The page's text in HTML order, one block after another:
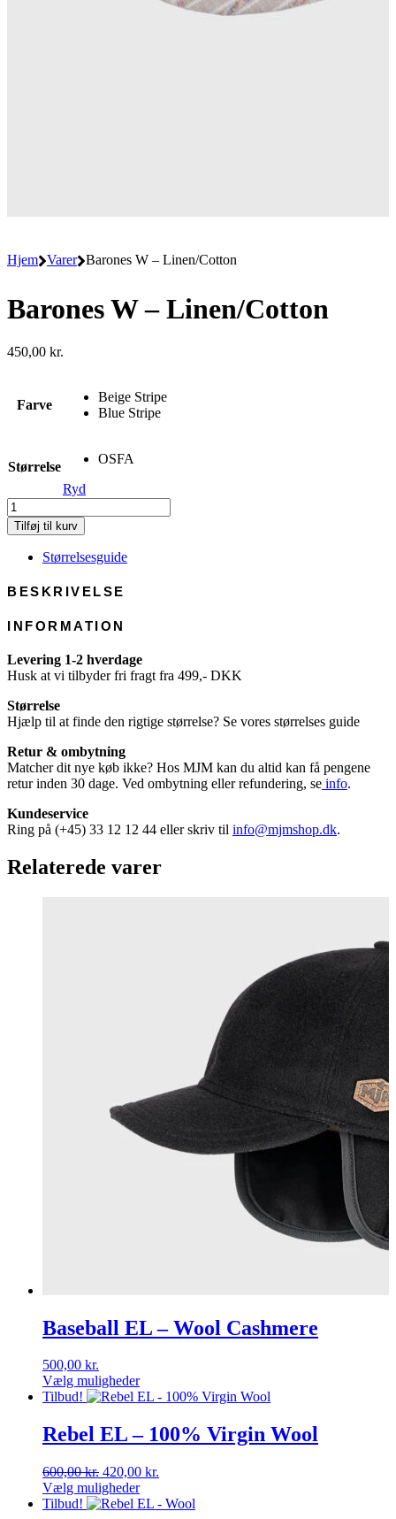
Hjem Varer Barones W – Linen/Cotton
Barones W – Linen/Cotton
450,00 kr.
Farve
Beige Stripe
Blue Stripe
Størrelse
OSFA
Ryd
Barones
W
-
Linen/Cotton
Tilføj til kurv
Størrelsesguide
BESKRIVELSE
INFORMATION
Levering 1-2 hverdage
Husk at vi tilbyder fri fragt fra 499,- DKK
Størrelse
Hjælp til at finde den rigtige størrelse? Se vores størrelses guide
Retur & ombytning
Matcher dit nye køb ikke? Hos MJM kan du altid kan få pengene
retur inden 30 dage. Ved ombytning eller refundering, se info.
Kundeservice
Ring på (+45) 33 12 12 44 eller skriv til info@mjmshop.dk.
Relaterede varer
Baseball EL – Wool Cashmere
500,00 kr.
Vælg muligheder
Dette
har
flere
Mulighederne
kan
vælges
Tilbud!
Rebel EL – 100% Virgin Wool
600,00kr. Den
oprindelige
pris
420,00 kr.
pris
Vælg muligheder
Dette
Tilbud!